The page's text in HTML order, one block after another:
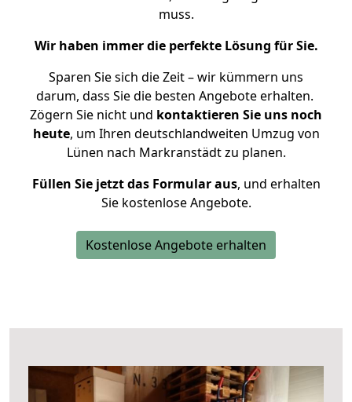
muss.
Wir haben immer die perfekte Lösung für Sie.
Sparen Sie sich die Zeit – wir kümmern uns
darum, dass Sie die besten Angebote erhalten.
Zögern Sie nicht und kontaktieren Sie uns noch
heute, um Ihren deutschlandweiten Umzug von
Lünen nach Markranstädt zu planen.
Füllen Sie jetzt das Formular aus, und erhalten
Sie kostenlose Angebote.
Kostenlose Angebote erhalten